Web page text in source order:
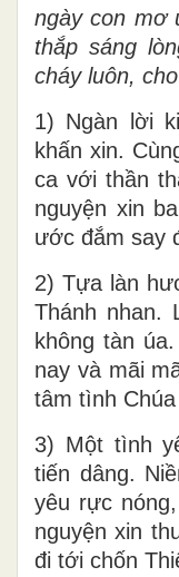
ngày con mơ
thắp sáng
cháy luôn,
1) Ngàn lời
khấn xin.
ca với thần
nguyện xin
ước đắm say
2) Tựa làn
Thánh nhan.
không tàn
nay và mãi
tâm tình
3) Một tình
tiến dâng.
yêu rực
nguyện xin
đi tới chốn